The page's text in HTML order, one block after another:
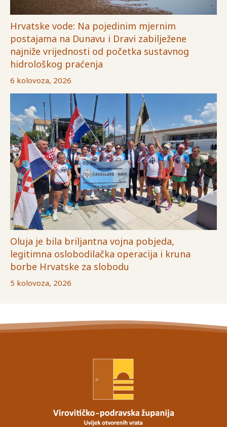
Hrvatske vode: Na pojedinim mjernim
postajama na Dunavu i Dravi zabilježene
najniže vrijednosti od početka sustavnog
hidrološkog praćenja
6 kolovoza, 2026
Oluja je bila briljantna vojna pobjeda,
legitimna oslobodilačka operacija i kruna
borbe Hrvatske za slobodu
5 kolovoza, 2026